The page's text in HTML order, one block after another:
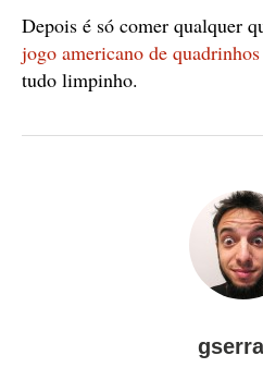
Depois é só comer qualquer
jogo americano de
tudo limpinho.